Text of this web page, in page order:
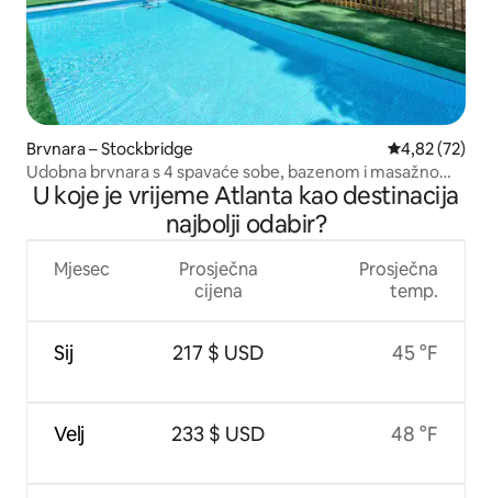
Brvnara – Stockbridge Prosječna
4,82 (72)
Udobna brvnara s 4 spavaće sobe, bazenom i masažnom
kadom u metropolitanskom području Atlante
U koje je vrijeme Atlanta kao destinacija
najbolji odabir?
Mjesec
Sij
Velj
Prosječna
cijena
217 $ USD
233 $ USD
Prosječna
temp.
45 °F
48 °F